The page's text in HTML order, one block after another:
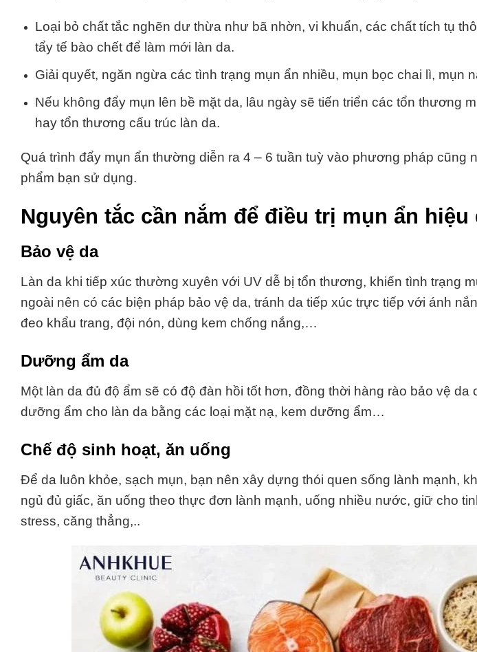
Loại bỏ chất tắc nghẽn dư thừa như bã nhờn, vi khuẩn, các chất tích tụ
tẩy tế bào chết để làm mới làn da.
Giải quyết, ngăn ngừa các tình trạng mụn ẩn nhiều, mụn bọc chai lì, mụn
Nếu không đẩy mụn lên bề mặt da, lâu ngày sẽ tiến triển các tổn thương
hay tổn thương cấu trúc làn da.
Quá trình đẩy mụn ẩn thường diễn ra 4 – 6 tuần tuỳ vào phương pháp cũng
phẩm bạn sử dụng.
Nguyên tắc cần nắm để điều trị mụn ẩn hiệu
Bảo vệ da
Làn da khi tiếp xúc thường xuyên với UV dễ bị tổn thương, khiến tình trạng
ngoài nên có các biện pháp bảo vệ da, tránh da tiếp xúc trực tiếp với ánh
đeo khẩu trang, đội nón, dùng kem chống nắng,…
Dưỡng ẩm da
Một làn da đủ độ ẩm sẽ có độ đàn hồi tốt hơn, đồng thời hàng rào bảo vệ
dưỡng ẩm cho làn da bằng các loại mặt nạ, kem dưỡng ẩm…
Chế độ sinh hoạt, ăn uống
Để da luôn khỏe, sạch mụn, bạn nên xây dựng thói quen sống lành mạnh,
ngủ đủ giấc, ăn uống theo thực đơn lành mạnh, uống nhiều nước, giữ cho
stress, căng thẳng,..